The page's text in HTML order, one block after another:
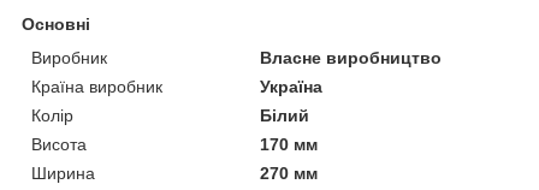
Основні
Виробник
Власне виробництво
Країна виробник
Україна
Колір
Білий
Висота
170 мм
Ширина
270 мм